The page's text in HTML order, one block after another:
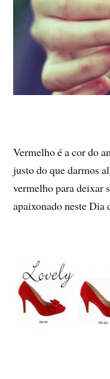
Vermelho é a cor do
justo do que darmos
vermelho para deixar
apaixonado neste Dia